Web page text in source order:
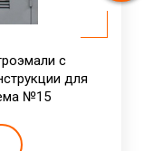
с
для
№15